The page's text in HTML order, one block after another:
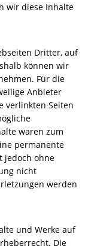
wir diese Inhalte
Dritter, auf
können wir
Für die
Anbieter
verlinkten Seiten
waren zum
permanente
jedoch ohne
nicht
werden
und Werke auf
Die